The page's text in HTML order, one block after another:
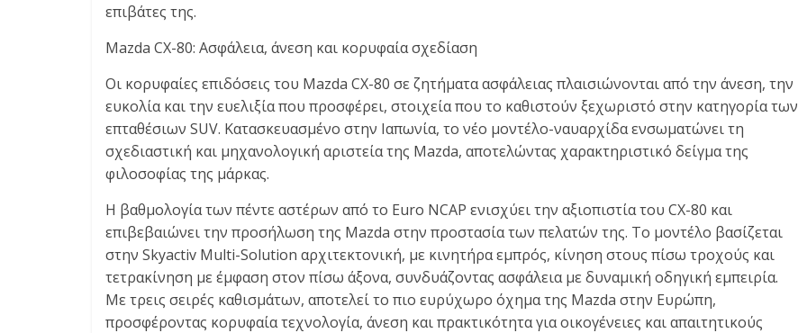
επιβάτες της.
Mazda CX-80: Ασφάλεια, άνεση και κορυφαία σχεδίαση
Οι κορυφαίες επιδόσεις του Mazda CX-80 σε ζητήματα ασφάλειας πλαισιώνονται από την άνεση, την
ευκολία και την ευελιξία που προσφέρει, στοιχεία που το καθιστούν ξεχωριστό στην κατηγορία των
επταθέσιων SUV. Κατασκευασμένο στην Ιαπωνία, το νέο μοντέλο-ναυαρχίδα ενσωματώνει τη
σχεδιαστική και μηχανολογική αριστεία της Mazda, αποτελώντας χαρακτηριστικό δείγμα της
φιλοσοφίας της μάρκας.
Η βαθμολογία των πέντε αστέρων από το Euro NCAP ενισχύει την αξιοπιστία του CX-80 και
επιβεβαιώνει την προσήλωση της Mazda στην προστασία των πελατών της. Το μοντέλο βασίζεται
στην Skyactiv Multi-Solution αρχιτεκτονική, με κινητήρα εμπρός, κίνηση στους πίσω τροχούς και
τετρακίνηση με έμφαση στον πίσω άξονα, συνδυάζοντας ασφάλεια με δυναμική οδηγική εμπειρία.
Με τρεις σειρές καθισμάτων, αποτελεί το πιο ευρύχωρο όχημα της Mazda στην Ευρώπη,
προσφέροντας κορυφαία τεχνολογία, άνεση και πρακτικότητα για οικογένειες και απαιτητικούς